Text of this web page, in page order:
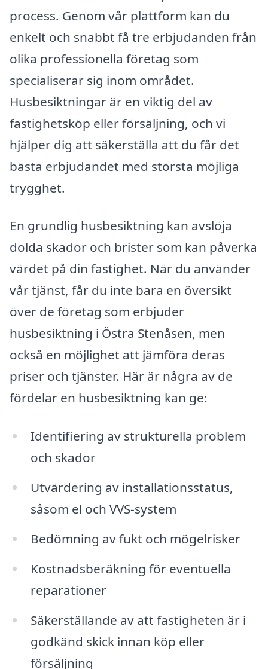
process. Genom vår plattform kan du
enkelt och snabbt få tre erbjudanden från
olika professionella företag som
specialiserar sig inom området.
Husbesiktningar är en viktig del av
fastighetsköp eller försäljning, och vi
hjälper dig att säkerställa att du får det
bästa erbjudandet med största möjliga
trygghet.
En grundlig husbesiktning kan avslöja
dolda skador och brister som kan påverka
värdet på din fastighet. När du använder
vår tjänst, får du inte bara en översikt
över de företag som erbjuder
husbesiktning i Östra Stenåsen, men
också en möjlighet att jämföra deras
priser och tjänster. Här är några av de
fördelar en husbesiktning kan ge:
Identifiering av strukturella problem
och skador
Utvärdering av installationsstatus,
såsom el och VVS-system
Bedömning av fukt och mögelrisker
Kostnadsberäkning för eventuella
reparationer
Säkerställande av att fastigheten är i
godkänd skick innan köp eller
försäljning